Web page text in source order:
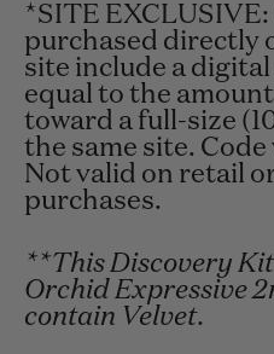
*SITE
purchased directly
site include a
equal to the
toward a full-size
the same site.
Not valid on retail
purchases.
**This Discovery
Orchid Expressive
contain Velvet.